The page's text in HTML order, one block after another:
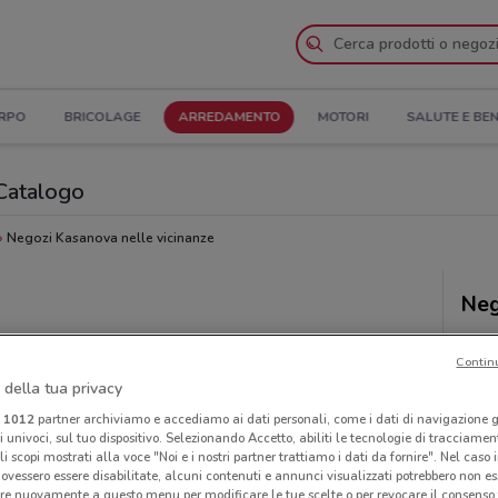
BRICOLAGE ARREDAMENTO MOTORI SALUTE E
Negozi Kasanova nelle vicinanze
della tua privacy
1012partner archiviamo e accediamo ai dati personali, come i dati di navigazione
sul tuo dispositivo. Selezionando Accetto, abiliti le tecnologie di
scopi mostrati alla voce "Noi e i nostri partner trattiamo i dati da fornire". Nel caso
essere disabilitate, alcuni contenuti e annunci visualizzati potrebbero non
nuovamente a questo menu per modificare le tue scelte o per revocare il